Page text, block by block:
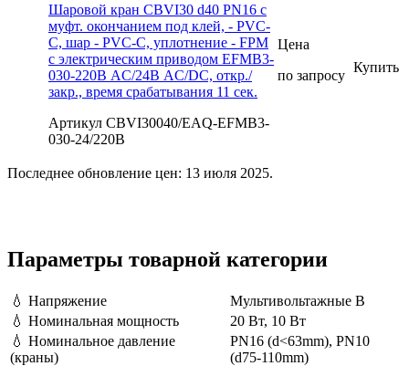
Шаровой кран CBVI30 d40 PN16 с
муфт. окончанием под клей, - PVC-
C, шар - PVC-C, уплотнение - FPM
с электрическим приводом EFMB3-
030-220В AC/24В AC/DC, откр./
закр., время срабатывания 11 сек.
Артикул CBVI30040/EAQ-EFMB3-
030-24/220В
Цена
по запросу
Купить
Последнее обновление цен: 13 июля 2025.
Параметры товарной категории
💧 Напряжение
Мультивольтажные В
💧 Номинальная мощность
20 Вт, 10 Вт
💧 Номинальное давление
(краны)
PN16 (d<63mm), PN10
(d75-110mm)